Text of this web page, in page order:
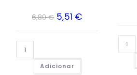
6,89€ 5,51 €
Adicionar